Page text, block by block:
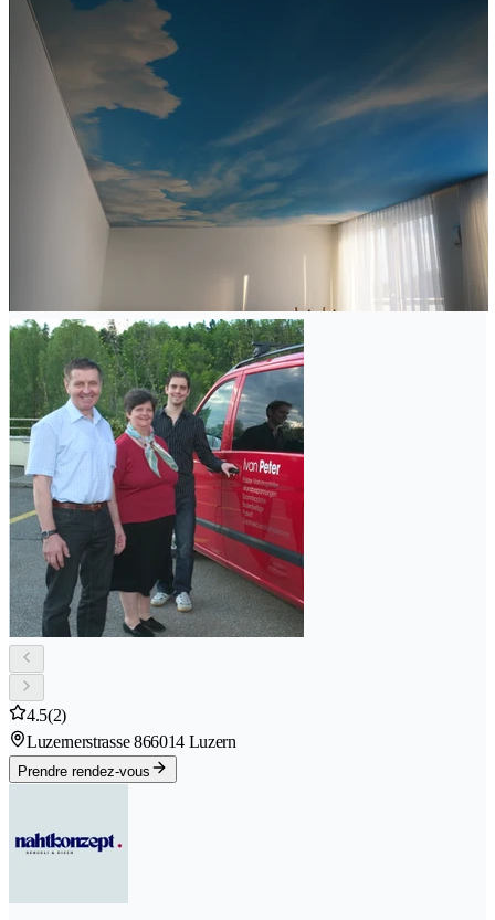
4.5(2)
Luzernerstrasse 866014 Luzern
Prendre rendez-vous